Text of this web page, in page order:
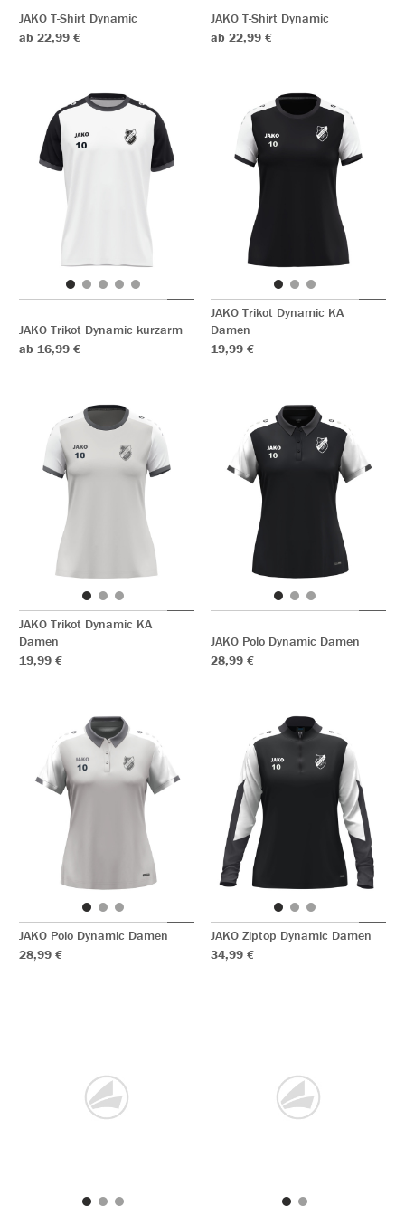
JAKO T-Shirt Dynamic
ab 22,99 €
JAKO T-Shirt Dynamic
ab 22,99 €
JAKO Trikot Dynamic kurzarm
ab 16,99 €
JAKO Trikot Dynamic KA
Damen
19,99 €
JAKO Trikot Dynamic KA
Damen
19,99 €
JAKO Polo Dynamic Damen
28,99 €
JAKO Polo Dynamic Damen
28,99 €
JAKO Ziptop Dynamic Damen
34,99 €